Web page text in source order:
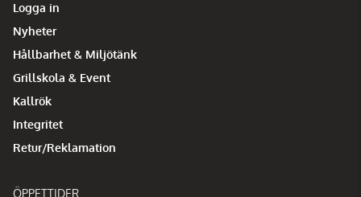
Logga in
Nyheter
Hållbarhet & Miljötänk
Grillskola & Event
Kallrök
Integritet
Retur/Reklamation
ÖPPETTIDER